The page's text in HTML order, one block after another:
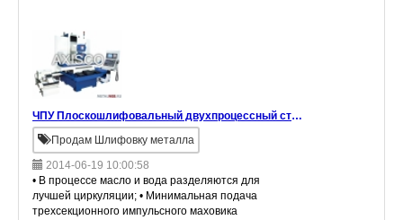
обеспечит
ЧПУ Плоскошлифовальный двухпроцессный станок
Продам Шлифовку металла
2014-06-19 10:00:58
• В процессе масло и вода разделяются для
лучшей циркуляции; • Минимальная подача
трехсекционного импульсного маховика